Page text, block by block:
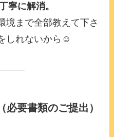
寧に解消。
まで全部教えて下さ
しれないから☺️
要書類のご提出）